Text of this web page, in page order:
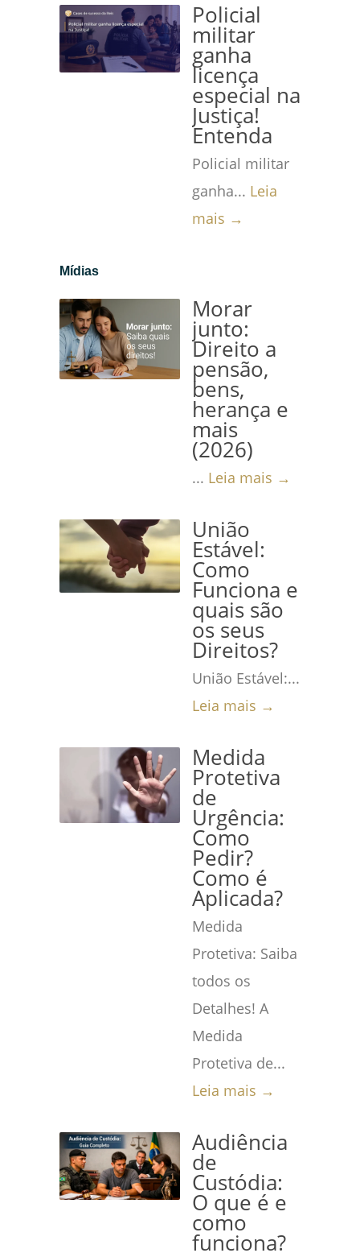
Policial
militar
ganha
licença
especial na
Justiça!
Entenda
Policial militar
ganha... Leia
mais →
Mídias
Morar
junto:
Direito a
pensão,
bens,
herança e
mais
(2026)
... Leia mais →
União
Estável:
Como
Funciona e
quais são
os seus
Direitos?
União Estável:...
Leia mais →
Medida
Protetiva
de
Urgência:
Como
Pedir?
Como é
Aplicada?
Medida
Protetiva: Saiba
todos os
Detalhes! A
Medida
Protetiva de...
Leia mais →
Audiência
de
Custódia:
O que é e
como
funciona?